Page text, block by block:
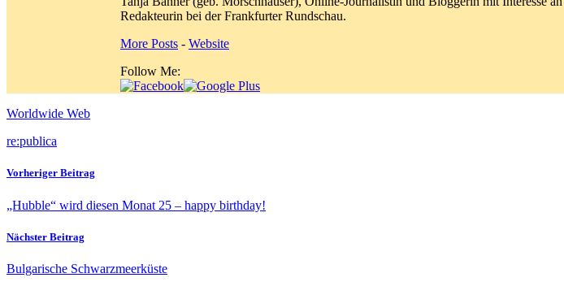
Redakteurin bei der Frankfurter Rundschau.
More Posts - Website
Follow Me:
Worldwide Web
re:publica
Vorheriger Beitrag
„Hubble“ wird diesen Monat 25 – happy birthday!
Nächster Beitrag
Bulgarische Schwarzmeerküste